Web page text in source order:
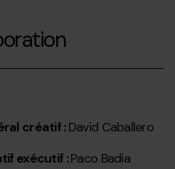
créatif :David Caballero
exécutif :Paco Badia